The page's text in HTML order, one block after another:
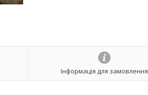
Інформація для замовлення